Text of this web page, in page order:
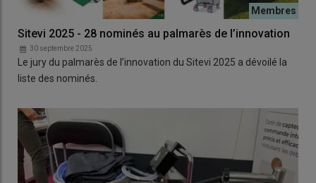
Sitevi 2025 - 28 nominés au palmarès de l’innovation
30 septembre 2025
Le jury du palmarès de l’innovation du Sitevi 2025 a dévoilé la
liste des nominés.